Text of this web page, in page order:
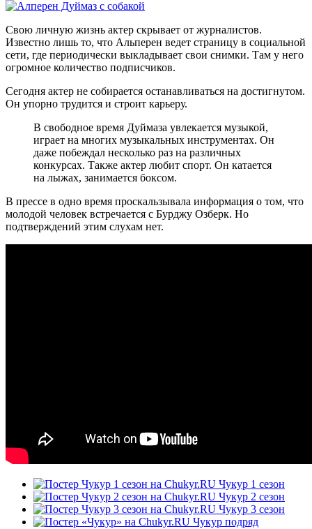
Свою личную жизнь актер скрывает от журналистов.
Известно лишь то, что Альперен ведет страницу в социальной
сети, где периодически выкладывает свои снимки. Там у него
огромное количество подписчиков.
Сегодня актер не собирается останавливаться на достигнутом.
Он упорно трудится и строит карьеру.
В свободное время Дуймаза увлекается музыкой,
играет на многих музыкальных инструментах. Он
даже побеждал несколько раз на различных
конкурсах. Также актер любит спорт. Он катается
на лыжах, занимается боксом.
В прессе в одно время проскальзывала информация о том, что
молодой человек встречается с Бурджу Озберк. Но
подтверждений этим слухам нет.
Чукур 1 сезон
Чукур 2 сезон
Чукур 3 сезон
Чукур подряд